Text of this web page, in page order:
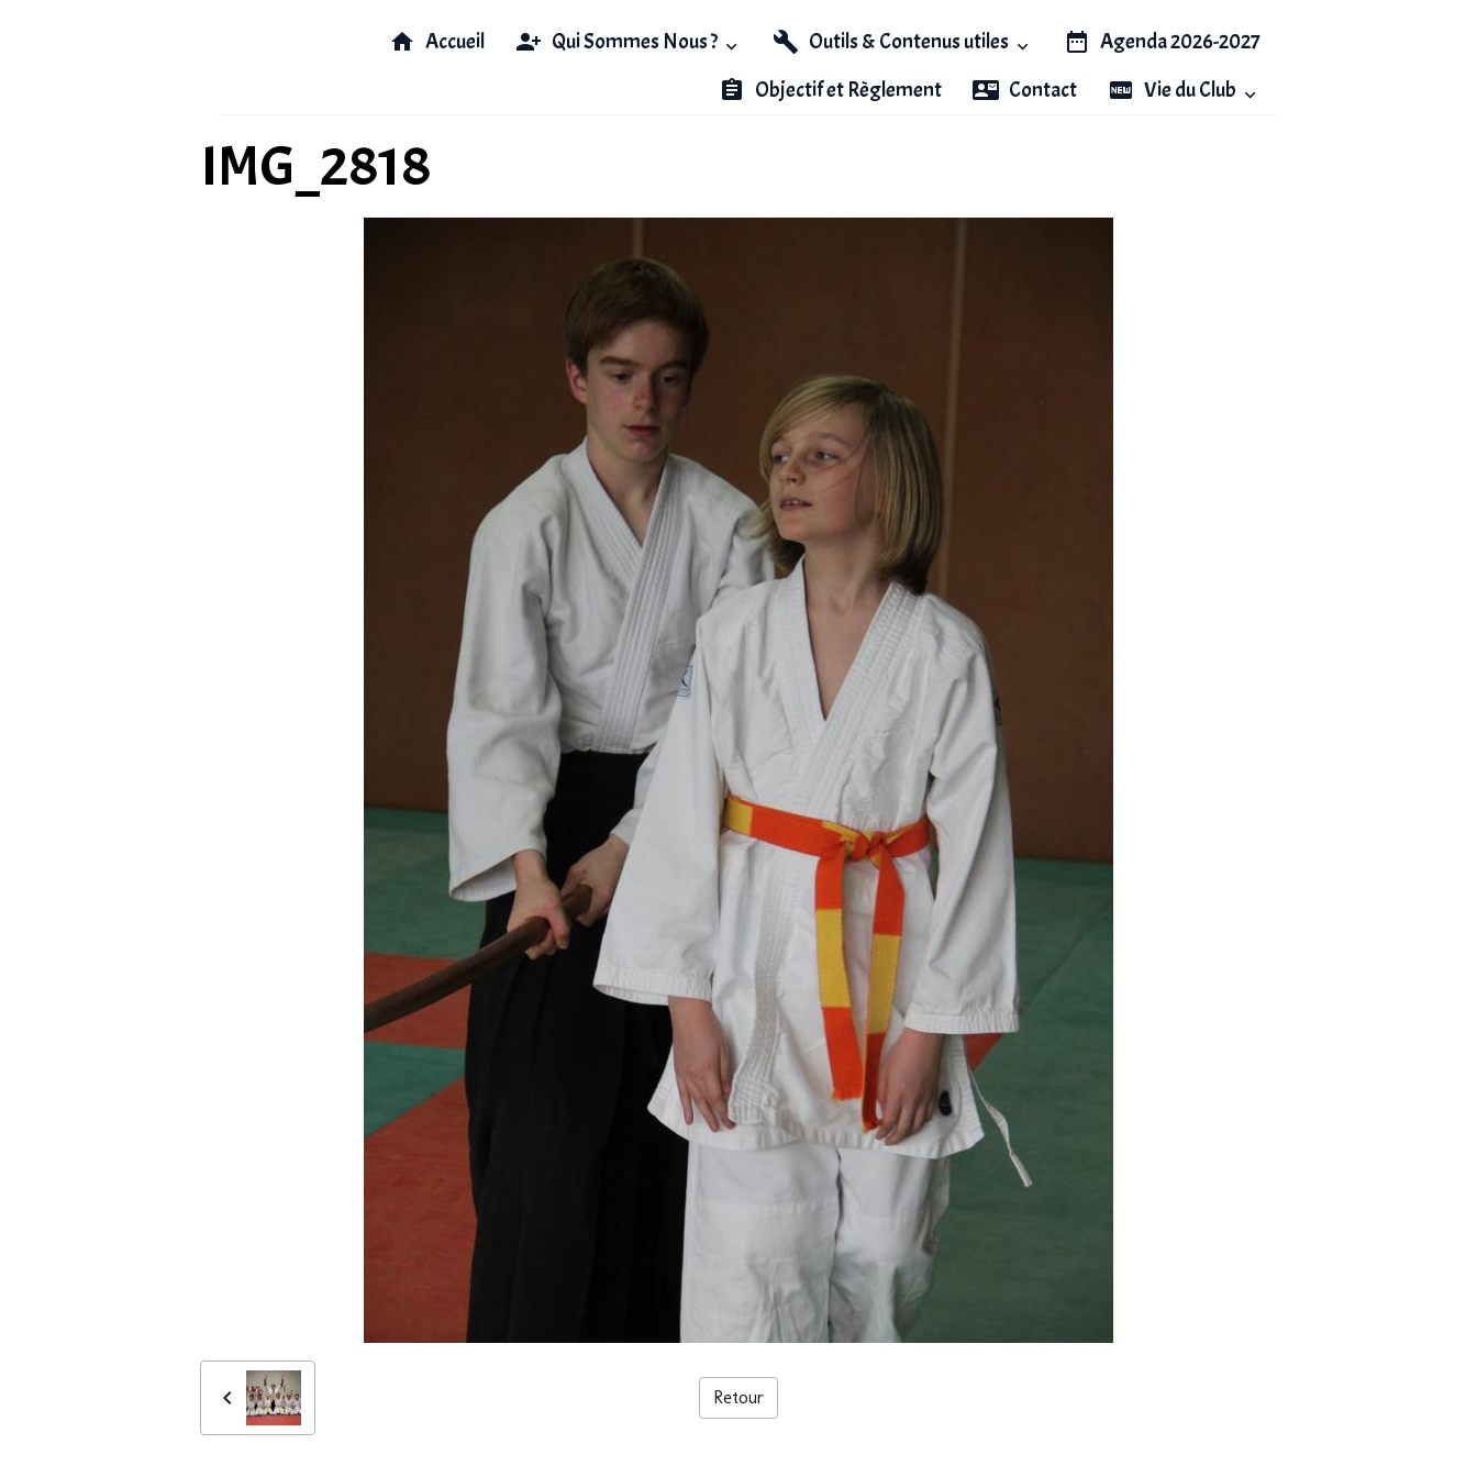
Accueil Qui Sommes Nous ? Outils & Contenus utiles
Agenda 2026-2027
Objectif et Règlement
Contact Vie du Club
IMG_2818
Retour